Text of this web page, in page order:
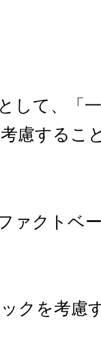
して、「
慮するこ
ァクトベ
クを考慮